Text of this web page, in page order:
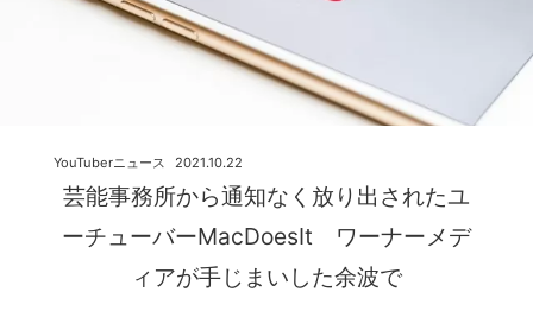
芸能事務所から通知なく放り出されたユ
ーチューバーMacDoesIt ワーナーメデ
ィアが手じまいした余波で
2021.10.22
YouTuberニュース